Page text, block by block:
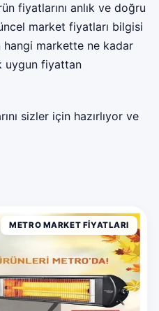
fiyatlarını anlık ve doğru
market fiyatları bilgisi
markette ne kadar
uygun fiyattan
sizler için hazırlıyor ve
METRO MARKET FIYATLARI